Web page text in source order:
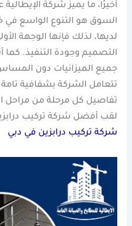
أخيرًا، ما يميز شركة
السوق هو التنوع الواسع في
لديها، لذلك فإنها الوجهة
التصميم وجودة التنفيذ. كما
جميع الميزانيات دون
تتعامل الشركة بشفافية
تفاصيل كل مرحلة من
لقب أفضل شركة تركيب
شركة تركيب درابزين في دبي